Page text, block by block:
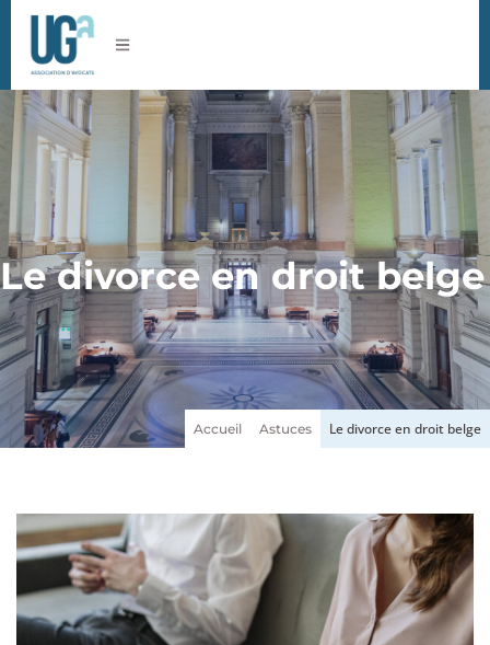
Le divorce en droit belge
Accueil Astuces Le divorce en droit belge